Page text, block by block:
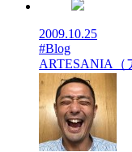
2009.10.25
#Blog
ARTESANIA